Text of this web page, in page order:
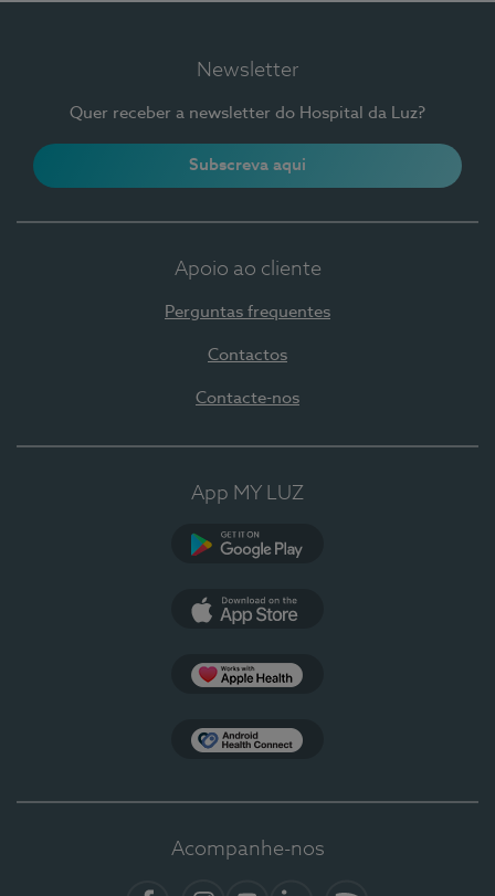
Newsletter
Quer receber a newsletter do Hospital da Luz?
Subscreva aqui
Apoio ao cliente
Perguntas frequentes
Contactos
Contacte-nos
App MY LUZ
Acompanhe-nos